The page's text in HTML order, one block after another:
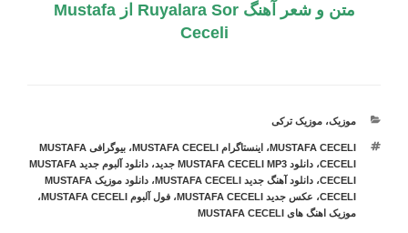
متن و شعر آهنگ Ruyalara Sor از
Mustafa
Ceceli
دسته‌ها
موزیک،موزیک ترکی
برچسب‌ها
MUSTAFA CECELI، اینستاگرام MUSTAFA CECELI ،
بیوگرافی MUSTAFA
CECELI،دانلود MUSTAFA CECELI MP3 جدید ،
دانلود آلبوم جدید MUSTAFA
CECELI،دانلود آهنگ جدید MUSTAFA CECELI ،
دانلود موزیک MUSTAFA
CECELI، عکس جدید MUSTAFA CECELI ،فول آلبوم MUSTAFA CECELI
،
موزیک اهنگ های MUSTAFA CECELI